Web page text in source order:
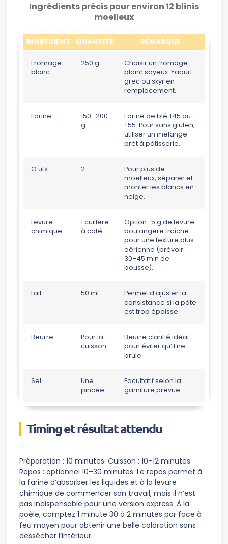
Ingrédients précis pour environ 12 blinis
moelleux
INGRÉDIENT QUANTITÉ REMARQUE
Fromage
blanc
250 g
Choisir un fromage
blanc soyeux. Yaourt
grec ou skyr en
remplacement.
Farine
150–200
g
Farine de blé T45 ou
T55. Pour sans gluten,
utiliser un mélange
prêt à pâtisserie.
Œufs 2
Pour plus de
moelleux, séparer et
monter les blancs en
neige.
Levure
chimique
1 cuillère
à café
Option : 5 g de levure
boulangère fraîche
pour une texture plus
aérienne (prévoir
30–45 min de
pousse).
Lait 50 ml
Permet d’ajuster la
consistance si la pâte
est trop épaisse.
Beurre
Pour la
cuisson
Beurre clarifié idéal
pour éviter qu’il ne
brûle.
Sel
Une
pincée
Facultatif selon la
garniture prévue.
Timing et résultat attendu
Préparation : 10 minutes. Cuisson : 10–12 minutes.
Repos : optionnel 10–30 minutes. Le repos permet à
la farine d’absorber les liquides et à la levure
chimique de commencer son travail, mais il n’est
pas indispensable pour une version express. À la
poêle, comptez 1 minute 30 à 2 minutes par face à
feu moyen pour obtenir une belle coloration sans
dessécher l’intérieur.